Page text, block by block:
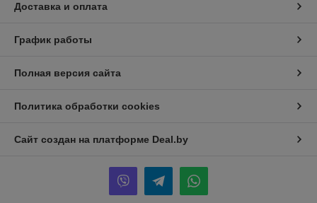
Доставка и оплата
График работы
Полная версия сайта
Политика обработки cookies
Сайт создан на платформе Deal.by